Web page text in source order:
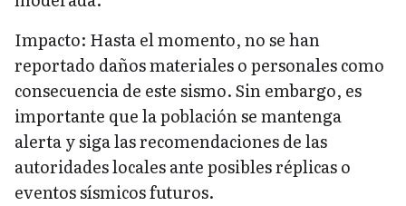
Impacto: Hasta el momento, no se han
reportado daños materiales o personales como
consecuencia de este sismo. Sin embargo, es
importante que la población se mantenga
alerta y siga las recomendaciones de las
autoridades locales ante posibles réplicas o
eventos sísmicos futuros.